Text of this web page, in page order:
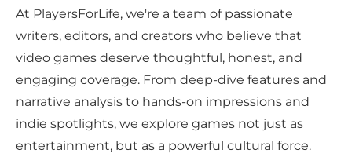
At PlayersForLife, we're a team of passionate
writers, editors, and creators who believe that
video games deserve thoughtful, honest, and
engaging coverage. From deep-dive features and
narrative analysis to hands-on impressions and
indie spotlights, we explore games not just as
entertainment, but as a powerful cultural force.